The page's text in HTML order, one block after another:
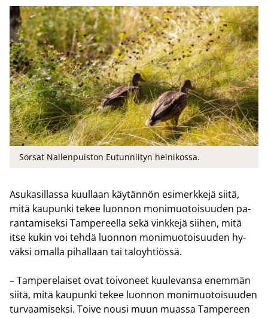
Sorsat Nallenpuiston Eutunniityn heinikossa.
Asu­ka­sil­las­sa kuul­laan käy­tän­nön esi­merk­ke­jä siitä,
mitä kau­pun­ki tekee luon­non mo­ni­muo­toi­suu­den pa­
ran­ta­mi­sek­si Tam­pe­reel­la sekä vink­ke­jä sii­hen, mitä
itse kukin voi tehdä luon­non mo­ni­muo­toi­suu­den hy­
väk­si omal­la pi­hal­laan tai ta­lo­yh­tiös­sä.
– Tam­pe­re­lai­set ovat toi­vo­neet kuu­le­van­sa enem­män
siitä, mitä kau­pun­ki tekee luon­non mo­ni­muo­toi­suu­den
tur­vaa­mi­sek­si. Toive nousi muun muas­sa Tam­pe­reen